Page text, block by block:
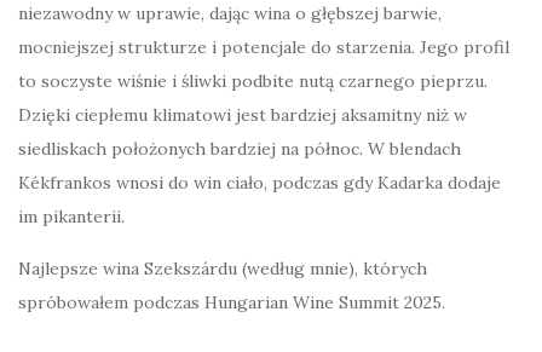
niezawodny w uprawie, dając wina o głębszej barwie,
mocniejszej strukturze i potencjale do starzenia. Jego profil
to soczyste wiśnie i śliwki podbite nutą czarnego pieprzu.
Dzięki ciepłemu klimatowi jest bardziej aksamitny niż w
siedliskach położonych bardziej na północ. W blendach
Kékfrankos wnosi do win ciało, podczas gdy Kadarka dodaje
im pikanterii.
Najlepsze wina Szekszárdu (według mnie), których
spróbowałem podczas Hungarian Wine Summit 2025.